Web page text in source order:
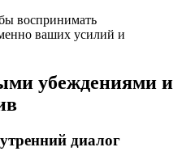
воспринимать
ваших усилий и
убеждениями и
диалог